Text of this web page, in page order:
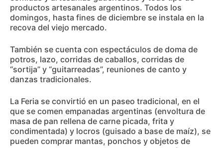
productos artesanales argentinos. Todos los
domingos, hasta fines de diciembre se instala en la
recova del viejo mercado.
También se cuenta con espectáculos de doma de
potros, lazo, corridas de caballos, corridas de
“sortija” y “guitarreadas”, reuniones de canto y
danzas tradicionales.
La Feria se convirtió en un paseo tradicional, en el
que se comen empanadas argentinas (envoltura de
masa de pan rellena de carne picada, frita y
condimentada) y locros (guisado a base de maíz), se
pueden comprar mantas, ponchos y objetos de